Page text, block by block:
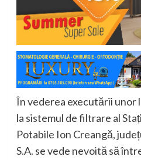
În vederea executării unor
la sistemul de filtrare al
Potabile Ion Creangă,
S.A. se vede nevoită să